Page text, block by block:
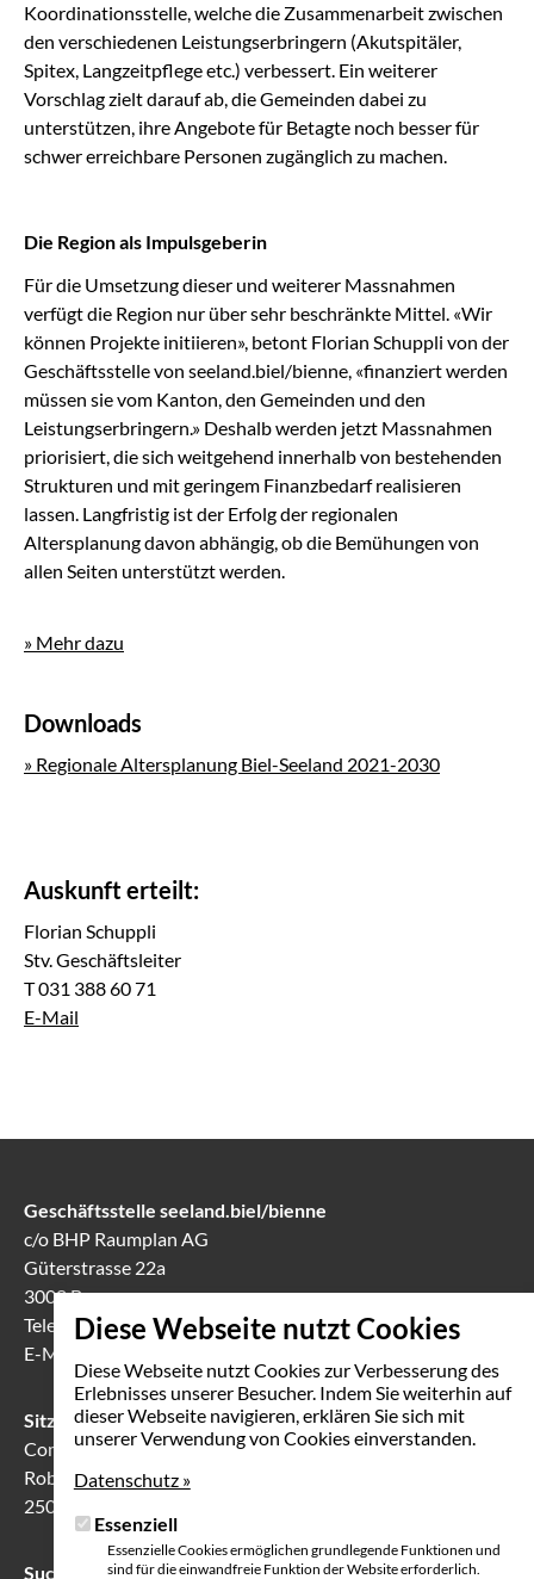
Diese Webseite nutzt Cookies
Diese Webseite nutzt Cookies zur Verbesserung des
Erlebnisses unserer Besucher. Indem Sie weiterhin auf
dieser Webseite navigieren, erklären Sie sich mit
unserer Verwendung von Cookies einverstanden.
Datenschutz »
Essenziell
Essenzielle Cookies ermöglichen grundlegende Funktionen und
sind für die einwandfreie Funktion der Website erforderlich.
Koordinationsstelle, welche die Zusammenarbeit zwischen
den verschiedenen Leistungserbringern (Akutspitäler,
Spitex, Langzeitpflege etc.) verbessert. Ein weiterer
Vorschlag zielt darauf ab, die Gemeinden dabei zu
unterstützen, ihre Angebote für Betagte noch besser für
schwer erreichbare Personen zugänglich zu machen.
Die Region als Impulsgeberin
Für die Umsetzung dieser und weiterer Massnahmen
verfügt die Region nur über sehr beschränkte Mittel. «Wir
können Projekte initiieren», betont Florian Schuppli von der
Geschäftsstelle von seeland.biel/bienne, «finanziert werden
müssen sie vom Kanton, den Gemeinden und den
Leistungserbringern.» Deshalb werden jetzt Massnahmen
priorisiert, die sich weitgehend innerhalb von bestehenden
Strukturen und mit geringem Finanzbedarf realisieren
lassen. Langfristig ist der Erfolg der regionalen
Altersplanung davon abhängig, ob die Bemühungen von
allen Seiten unterstützt werden.
» Mehr dazu
Downloads
» Regionale Altersplanung Biel-Seeland 2021-2030
Auskunft erteilt:
Florian Schuppli
Stv. Geschäftsleiter
T 031 388 60 71
E-Mail
Geschäftsstelle seeland.biel/bienne
c/o BHP Raumplan AG
Güterstrasse 22a
3008 Bern
Telefon031 388 60 60
E-Mail
Sitzungslokal in Biel
Communication Center
Robert-Walser-Platz 7
2503 Biel
Suche